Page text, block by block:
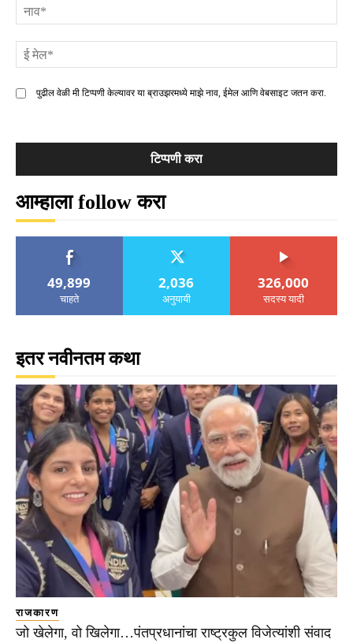
पुढील वेळी मी टिप्पणी केल्यावर या ब्राउझरमध्ये माझे नाव, ईमेल आणि वेबसाइट जतन करा.
आम्हाला follow करा
49,899
चाहते
2,036
अनुयायी
326,000
सदस्य यादी
इतर नवीनतम कथा
राजकारण
जो खेलेगा, वो खिलेगा…पंतप्रधानांचा राष्ट्रकुल विजेत्यांशी संवाद